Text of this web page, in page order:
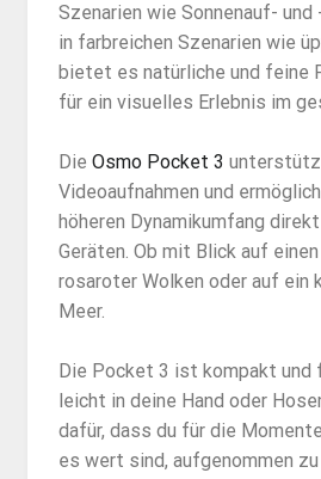
Szenarien wie Sonnenauf- und
in farbreichen Szenarien wie
bietet es natürliche und feine
für ein visuelles Erlebnis im
Die Osmo Pocket 3
Videoaufnahmen und
höheren Dynamikumfang
Geräten. Ob mit Blick auf
rosaroter Wolken oder auf ein
Meer.
Die Pocket 3 ist kompakt und
leicht in deine Hand oder
dafür, dass du für die
es wert sind, aufgenommen zu